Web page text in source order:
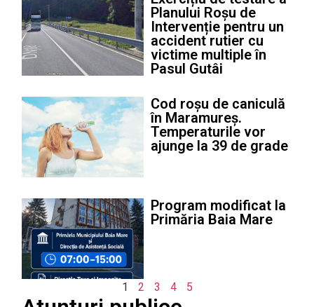
Planului Roșu de
Intervenție pentru un
accident rutier cu
victime multiple în
Pasul Gutâi
Cod roșu de caniculă
în Maramureș.
Temperaturile vor
ajunge la 39 de grade
Program modificat la
Primăria Baia Mare
1 2 3 4 5